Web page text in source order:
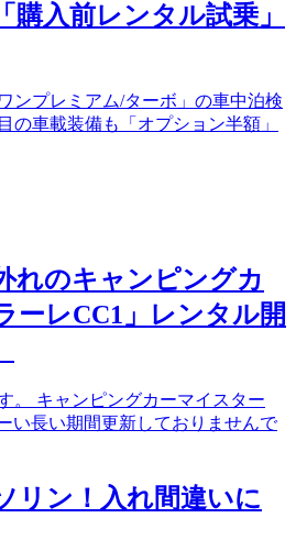
購入前レンタル試乗」
ンプレミアム/ターボ」の車中泊検
の車載装備も「オプション半額」
れのキャンピングカ
ーレCC1」レンタル開
。 キャンピングカーマイスター
い長い期間更新しておりませんで
リン！入れ間違いに